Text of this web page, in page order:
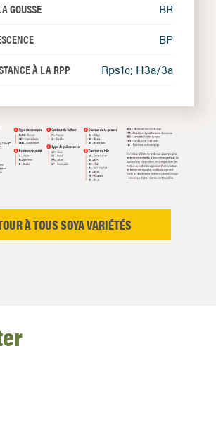
GOUSSE
BR
BP
À LA RPP
Rps1c; H3a/3a
À TOUS SOYA VARIÉTÉS